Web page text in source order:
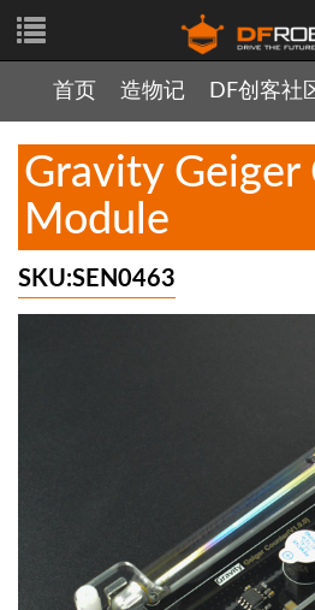
首页 造物记 DF创客社
Gravity Geiger
Module
SKU:SEN0463